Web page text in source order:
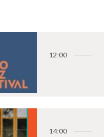
12:00
14:00